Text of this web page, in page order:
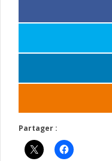
Partager :